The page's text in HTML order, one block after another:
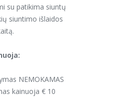
su patikima siuntų
siuntimo išlaidos
NEMOKAMAS
kainuoja € 10